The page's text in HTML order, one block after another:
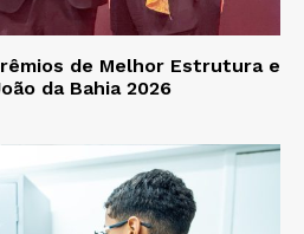
de Melhor Estrutura e
da Bahia 2026